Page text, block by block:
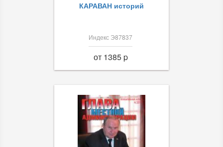
КАРАВАН историй
Индекс Э87837
от 1385 p